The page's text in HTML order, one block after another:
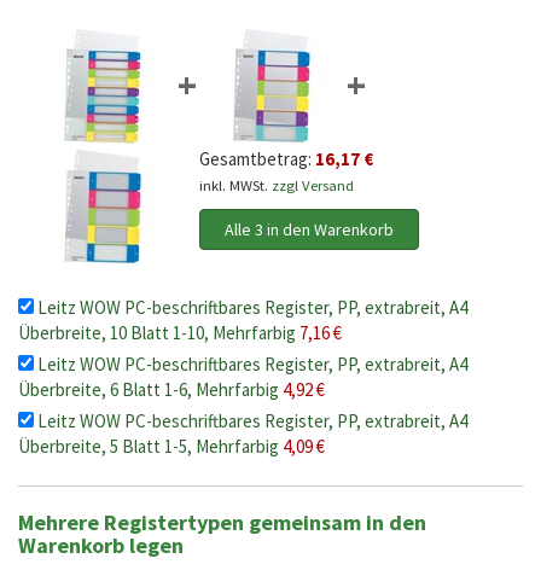
+ +
Gesamtbetrag: 16,17 €
inkl. MWSt. zzgl Versand
Alle 3 in den Warenkorb
Leitz WOW PC-beschriftbares Register, PP, extrabreit, A4
Überbreite, 10 Blatt 1-10, Mehrfarbig 7,16 €
Leitz WOW PC-beschriftbares Register, PP, extrabreit, A4
Überbreite, 6 Blatt 1-6, Mehrfarbig 4,92 €
Leitz WOW PC-beschriftbares Register, PP, extrabreit, A4
Überbreite, 5 Blatt 1-5, Mehrfarbig 4,09 €
Mehrere Registertypen gemeinsam in den
Warenkorb legen